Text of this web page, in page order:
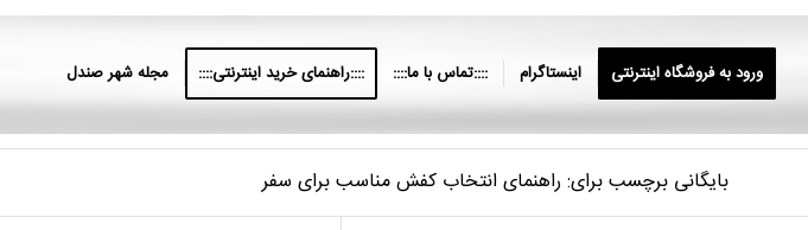
ورود به فروشگاه اینترنتی اینستاگرام ::::تماس با ما:::: ::::راهنمای خرید اینترنتی:::: مجله شهر صندل
بایگانی برچسب برای: راهنمای انتخاب کفش مناسب برای سفر